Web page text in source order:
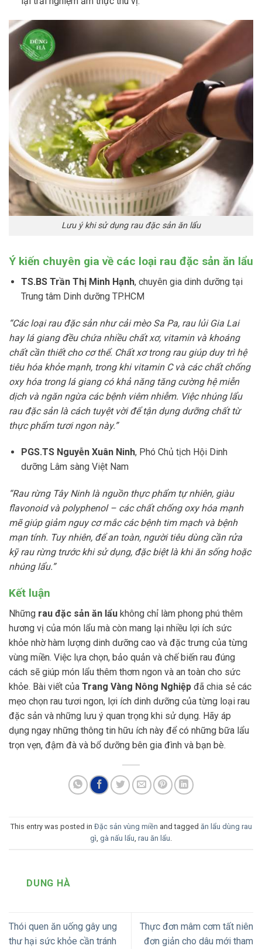
Lưu ý khi sử dụng rau đặc sản ăn lẩu
Ý kiến chuyên gia về các loại rau đặc sản ăn lẩu
TS.BS Trần Thị Minh Hạnh, chuyên gia dinh dưỡng tại
Trung tâm Dinh dưỡng TP.HCM
“Các loại rau đặc sản như cải mèo Sa Pa, rau lủi Gia Lai
hay lá giang đều chứa nhiều chất xơ, vitamin và khoáng
chất cần thiết cho cơ thể. Chất xơ trong rau giúp duy trì hệ
tiêu hóa khỏe mạnh, trong khi vitamin C và các chất chống
oxy hóa trong lá giang có khả năng tăng cường hệ miễn
dịch và ngăn ngừa các bệnh viêm nhiễm. Việc nhúng lẩu
rau đặc sản là cách tuyệt vời để tận dụng dưỡng chất từ
thực phẩm tươi ngon này.”
PGS.TS Nguyễn Xuân Ninh, Phó Chủ tịch Hội Dinh
dưỡng Lâm sàng Việt Nam
“Rau rừng Tây Ninh là nguồn thực phẩm tự nhiên, giàu
flavonoid và polyphenol – các chất chống oxy hóa mạnh
mẽ giúp giảm nguy cơ mắc các bệnh tim mạch và bệnh
mạn tính. Tuy nhiên, để an toàn, người tiêu dùng cần rửa
kỹ rau rừng trước khi sử dụng, đặc biệt là khi ăn sống hoặc
nhúng lẩu.”
Kết luận
Những rau đặc sản ăn lẩu không chỉ làm phong phú thêm
hương vị của món lẩu mà còn mang lại nhiều lợi ích sức
khỏe nhờ hàm lượng dinh dưỡng cao và đặc trưng của từng
vùng miền. Việc lựa chọn, bảo quản và chế biến rau đúng
cách sẽ giúp món lẩu thêm thơm ngon và an toàn cho sức
khỏe. Bài viết của Trang Vàng Nông Nghiệp đã chia sẻ các
mẹo chọn rau tươi ngon, lợi ích dinh dưỡng của từng loại rau
đặc sản và những lưu ý quan trọng khi sử dụng. Hãy áp
dụng ngay những thông tin hữu ích này để có những bữa lẩu
trọn vẹn, đậm đà và bổ dưỡng bên gia đình và bạn bè.
This entry was posted in Đặc sản vùng miền and tagged ăn lẩu dùng rau
gì gà nấu lẩu rau ăn lẩu
DUNG HÀ
Thói quen ăn uống gây ung
thư hại sức khỏe cần tránh
Thực đơn mâm cơm tất niên
đơn giản cho dâu mới tham